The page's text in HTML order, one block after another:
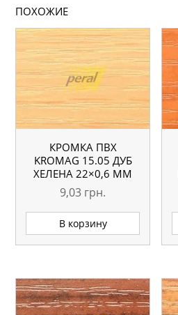
ПОХОЖИЕ
КРОМКА ПВХ
KROMAG 15.05 ДУБ
ХЕЛЕНА 22×0,6 ММ
9,03 грн.
В корзину